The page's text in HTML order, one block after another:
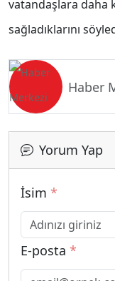
vatandaşlara daha
sağladıklarını
Haber
Yorum Yap
İsim *
E-posta *